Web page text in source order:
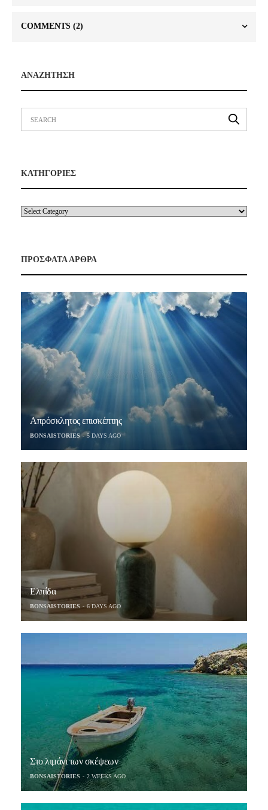
COMMENTS (2)
ΑΝΑΖΗΤΗΣΗ
ΚΑΤΗΓΟΡΙΕΣ
ΠΡΟΣΦΑΤΑ ΑΡΘΡΑ
Απρόσκλητος επισκέπτης
BONSAISTORIES 5 DAYS AGO
Ελπίδα
BONSAISTORIES 6 DAYS AGO
Στο λιμάνι των σκέψεων
BONSAISTORIES 2 WEEKS AGO